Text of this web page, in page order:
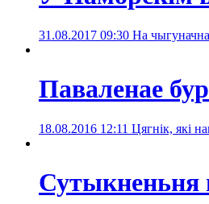
31.08.2017 09:30 На
Паваленае
18.08.2016 12:11 Цягнік, які
Сутыкненьня